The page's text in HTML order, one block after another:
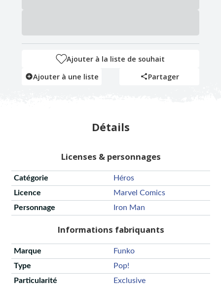
Ajouter à la liste de souhait
Ajouter à une liste
Partager
Détails
Licenses & personnages
Catégorie
Héros
Licence
Marvel Comics
Personnage
Iron Man
Informations fabriquants
Marque
Funko
Type
Pop!
Particularité
Exclusive